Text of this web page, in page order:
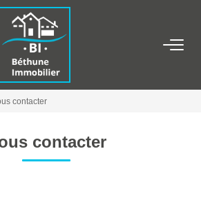
ALERTE MAILS
NOS AGENCES
contacter
contacter